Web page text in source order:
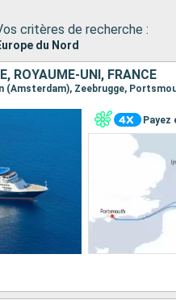
critères de recherche :
du Nord
ROYAUME-UNI, FRANCE
(Amsterdam), Zeebrugge,
Payez